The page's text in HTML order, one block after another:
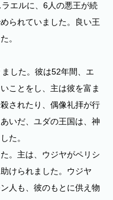
エルに、6人の悪王が続
られていました。良い王
。
した。彼は52年間、エ
ことをし、主は彼を富ま
されたり、偶像礼拝が行
いだ、ユダの王国は、神
た。
。主は、ウジヤがペリシ
けられました。ウジヤ
人も、彼のもとに供え物